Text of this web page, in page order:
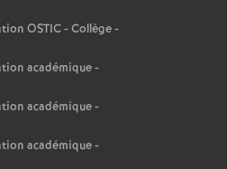
OSTIC - Collège -
académique -
académique -
académique -